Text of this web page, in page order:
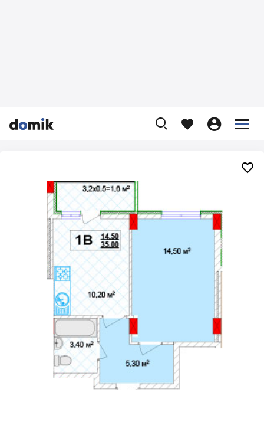


    


